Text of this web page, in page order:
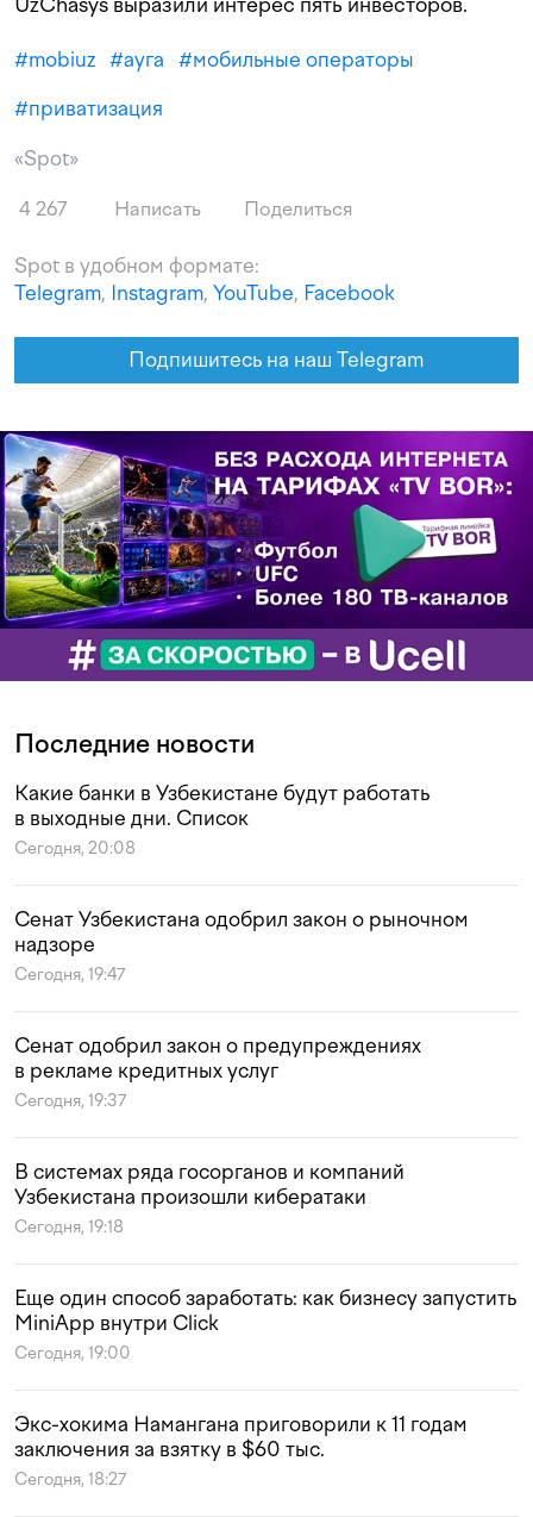
#mobiuz #ауга #мобильные операторы
#приватизация
«Spot»
4 267 Написать Поделиться
Spot в удобном формате:
Telegram, Instagram, YouTube, Facebook
Подпишитесь на наш Telegram
Последние новости
Какие банки в Узбекистане будут работать
в выходные дни. Список
Сегодня, 20:08
Сенат Узбекистана одобрил закон о рыночном
надзоре
Сегодня, 19:47
Сенат одобрил закон о предупреждениях
в рекламе кредитных услуг
Сегодня, 19:37
В системах ряда госорганов и компаний
Узбекистана произошли кибератаки
Сегодня, 19:18
Еще один способ заработать: как бизнесу запустить
MiniApp внутри Click
Сегодня, 19:00
Экс-хокима Намангана приговорили к 11 годам
заключения за взятку в $60 тыс.
Сегодня, 18:27